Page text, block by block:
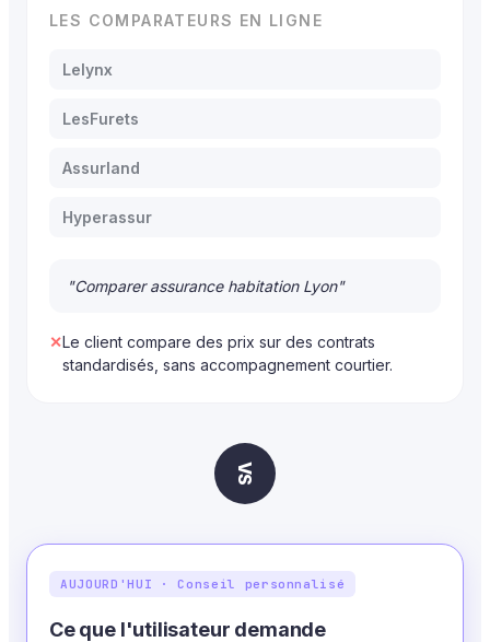
LES COMPARATEURS EN LIGNE
Lelynx
LesFurets
Assurland
Hyperassur
"Comparer assurance habitation Lyon"
✕Le client compare des prix sur des contrats
standardisés, sans accompagnement courtier.
VS
AUJOURD'HUI · Conseil personnalisé
Ce que l'utilisateur demande